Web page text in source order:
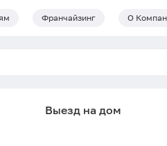
Франчайзинг О
Выезд на дом